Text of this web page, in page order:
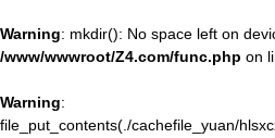
Warning: mkdir(): No space left on
/www/wwwroot/Z4.com/func.php on
Warning:
file_put_contents(./cachefile_yuan/